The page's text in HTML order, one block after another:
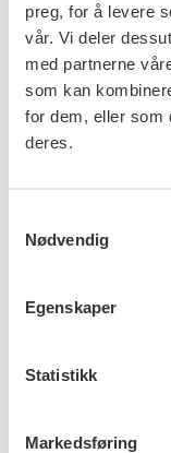
preg, for å levere
vår. Vi deler
med partnerne
som kan
for dem, eller som
deres.
Nødvendig
Egenskaper
Statistikk
Markedsføring
Velferdsviterne
Østfold. På de
som hadde
hadde det som
496, med 78